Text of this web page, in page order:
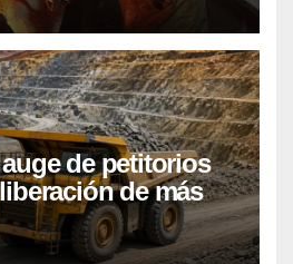
de petitorios
de más
para explorar